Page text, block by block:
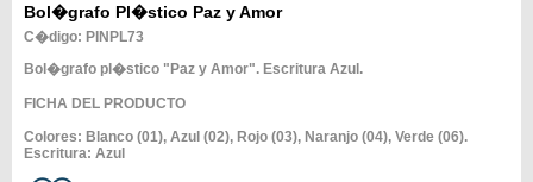
Bol�grafo Pl�stico Paz y Amor
C�digo: PINPL73
Bol�grafo pl�stico "Paz y Amor". Escritura Azul.
FICHA DEL PRODUCTO
Colores: Blanco (01), Azul (02), Rojo (03), Naranjo (04), Verde (06).
Escritura: Azul